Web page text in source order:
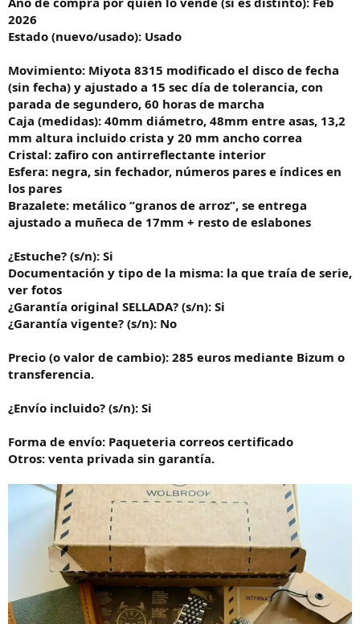
2026
Estado (nuevo/usado): Usado
Movimiento: Miyota 8315 modificado el disco de fecha
(sin fecha) y ajustado a 15 sec día de tolerancia, con
parada de segundero, 60 horas de marcha
Caja (medidas): 40mm diámetro, 48mm entre asas, 13,2
mm altura incluido crista y 20 mm ancho correa
Cristal: zafiro con antirreflectante interior
Esfera: negra, sin fechador, números pares e índices en
los pares
Brazalete: metálico “granos de arroz”, se entrega
ajustado a muñeca de 17mm + resto de eslabones
¿Estuche? (s/n): Si
Documentación y tipo de la misma: la que traía de serie,
ver fotos
¿Garantía original SELLADA? (s/n): Si
¿Garantía vigente? (s/n): No
Precio (o valor de cambio): 285 euros mediante Bizum o
transferencia.
¿Envío incluido? (s/n): Si
Forma de envío: Paqueteria correos certificado
Otros: venta privada sin garantía.